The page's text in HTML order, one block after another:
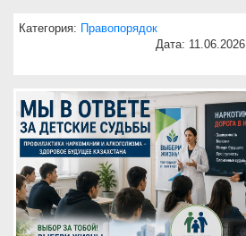
Категория: Правопорядок
Дата: 11.06.2026